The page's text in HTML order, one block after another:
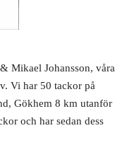
Mikael Johansson, våra
Vi har 50 tackor på
Gökhem 8 km utanför
och har sedan dess